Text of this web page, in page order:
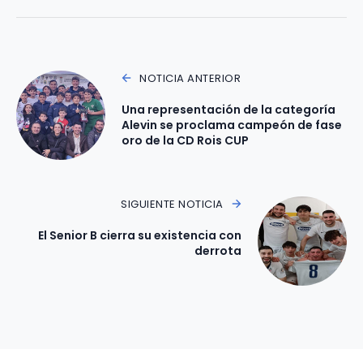
NOTICIA ANTERIOR
Una representación de la categoría
Alevin se proclama campeón de fase
oro de la CD Rois CUP
SIGUIENTE NOTICIA
El Senior B cierra su existencia con
derrota